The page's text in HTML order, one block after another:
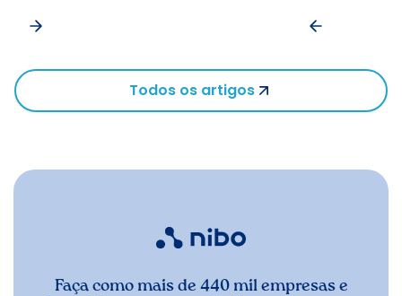
Todos os artigos
Faça como mais de 440 mil empresas e